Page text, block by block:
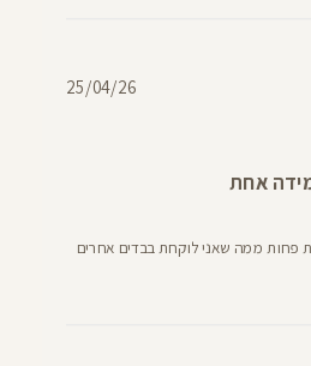
אחת
פחות ממה שאני לוקחת בבדים אחרים
25/04/26